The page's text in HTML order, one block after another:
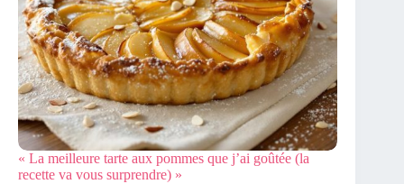
« La meilleure tarte aux pommes que j’ai goûtée (la
recette va vous surprendre) »